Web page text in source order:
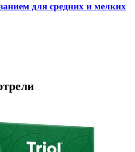
для средних и мелких